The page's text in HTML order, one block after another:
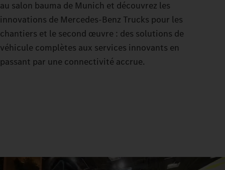
au salon bauma de Munich et découvrez les
innovations de Mercedes‑Benz Trucks pour les
chantiers et le second œuvre : des solutions de
véhicule complètes aux services innovants en
passant par une connectivité accrue.